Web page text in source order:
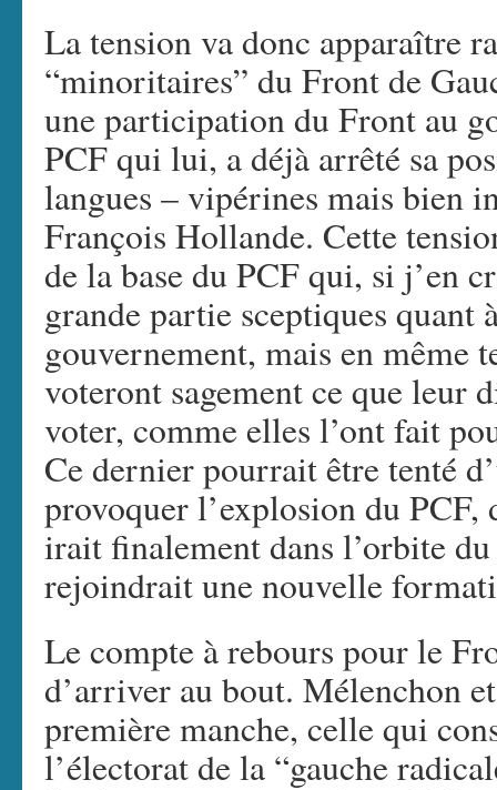
La tension va donc apparaître
“minoritaires” du Front de
une participation du Front au
PCF qui lui, a déjà arrêté sa
langues – vipérines mais bien
François Hollande. Cette
de la base du PCF qui, si j’en
grande partie sceptiques quant
gouvernement, mais en même
voteront sagement ce que leur
voter, comme elles l’ont fait
Ce dernier pourrait être tenté
provoquer l’explosion du
irait finalement dans l’orbite
rejoindrait une nouvelle
Le compte à rebours pour le
d’arriver au bout. Mélenchon
première manche, celle qui
l’électorat de la “gauche